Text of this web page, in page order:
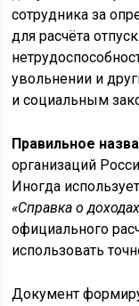
сотрудника за
для расчёта
увольнении и
и социальным
Правильное
организаций
Иногда
«Справка о
официального
использовать
Документ